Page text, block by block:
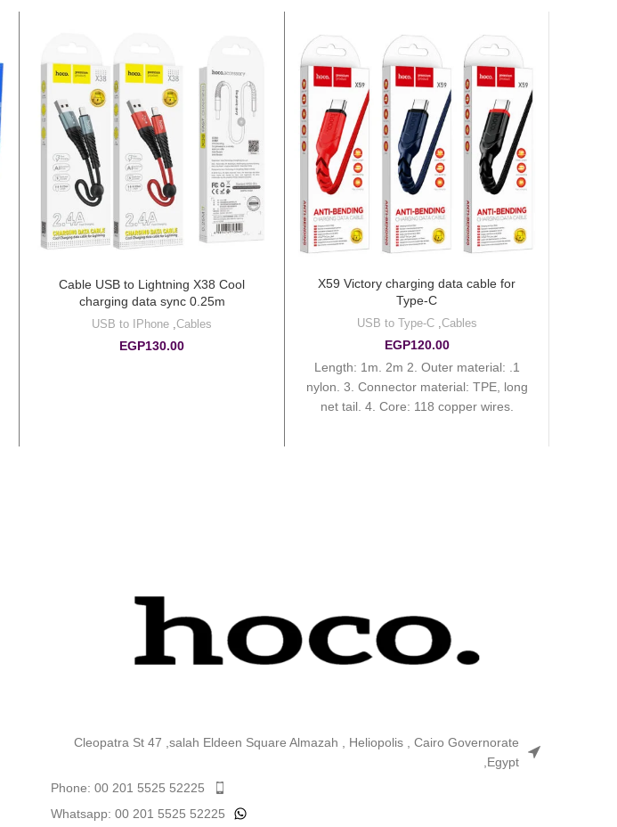
X59 Victory charging data cable for
Type-C
Cables
,
USB to Type-C
EGP120.00
1. Length: 1m. 2m 2. Outer material:
nylon. 3. Connector material: TPE, long
net tail. 4. Core: 118 copper wires.
Cable USB to Lightning X38 Cool
charging data sync 0.25m
Cables
,
USB to IPhone
EGP130.00
Cleopatra St 47 ,salah Eldeen Square Almazah , Heliopolis , Cairo Governorate
,Egypt
Phone: 00 201 5525 52225
Whatsapp: 00 201 5525 52225